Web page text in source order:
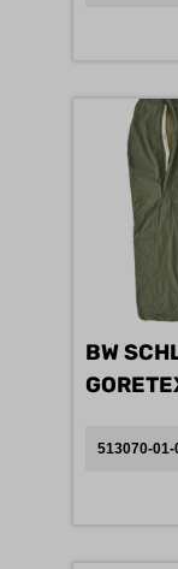
BW
513070-01-